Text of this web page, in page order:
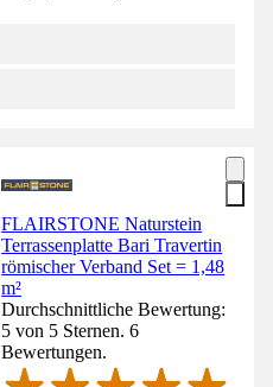
FLAIRSTONE Naturstein
Terrassenplatte Bari Travertin
römischer Verband Set = 1,48
m²
Durchschnittliche Bewertung:
5 von 5 Sternen. 6
Bewertungen.